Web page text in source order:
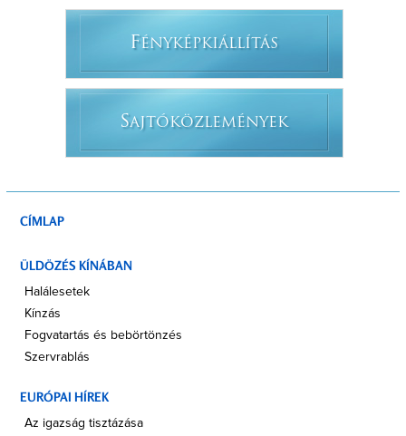
FÉNYKÉPKIÁLLÍTÁS
SAJTÓKÖZLEMÉNYEK
CÍMLAP
ÜLDÖZÉS KÍNÁBAN
Halálesetek
Kínzás
Fogvatartás és bebörtönzés
Szervrablás
EURÓPAI HÍREK
Az igazság tisztázása